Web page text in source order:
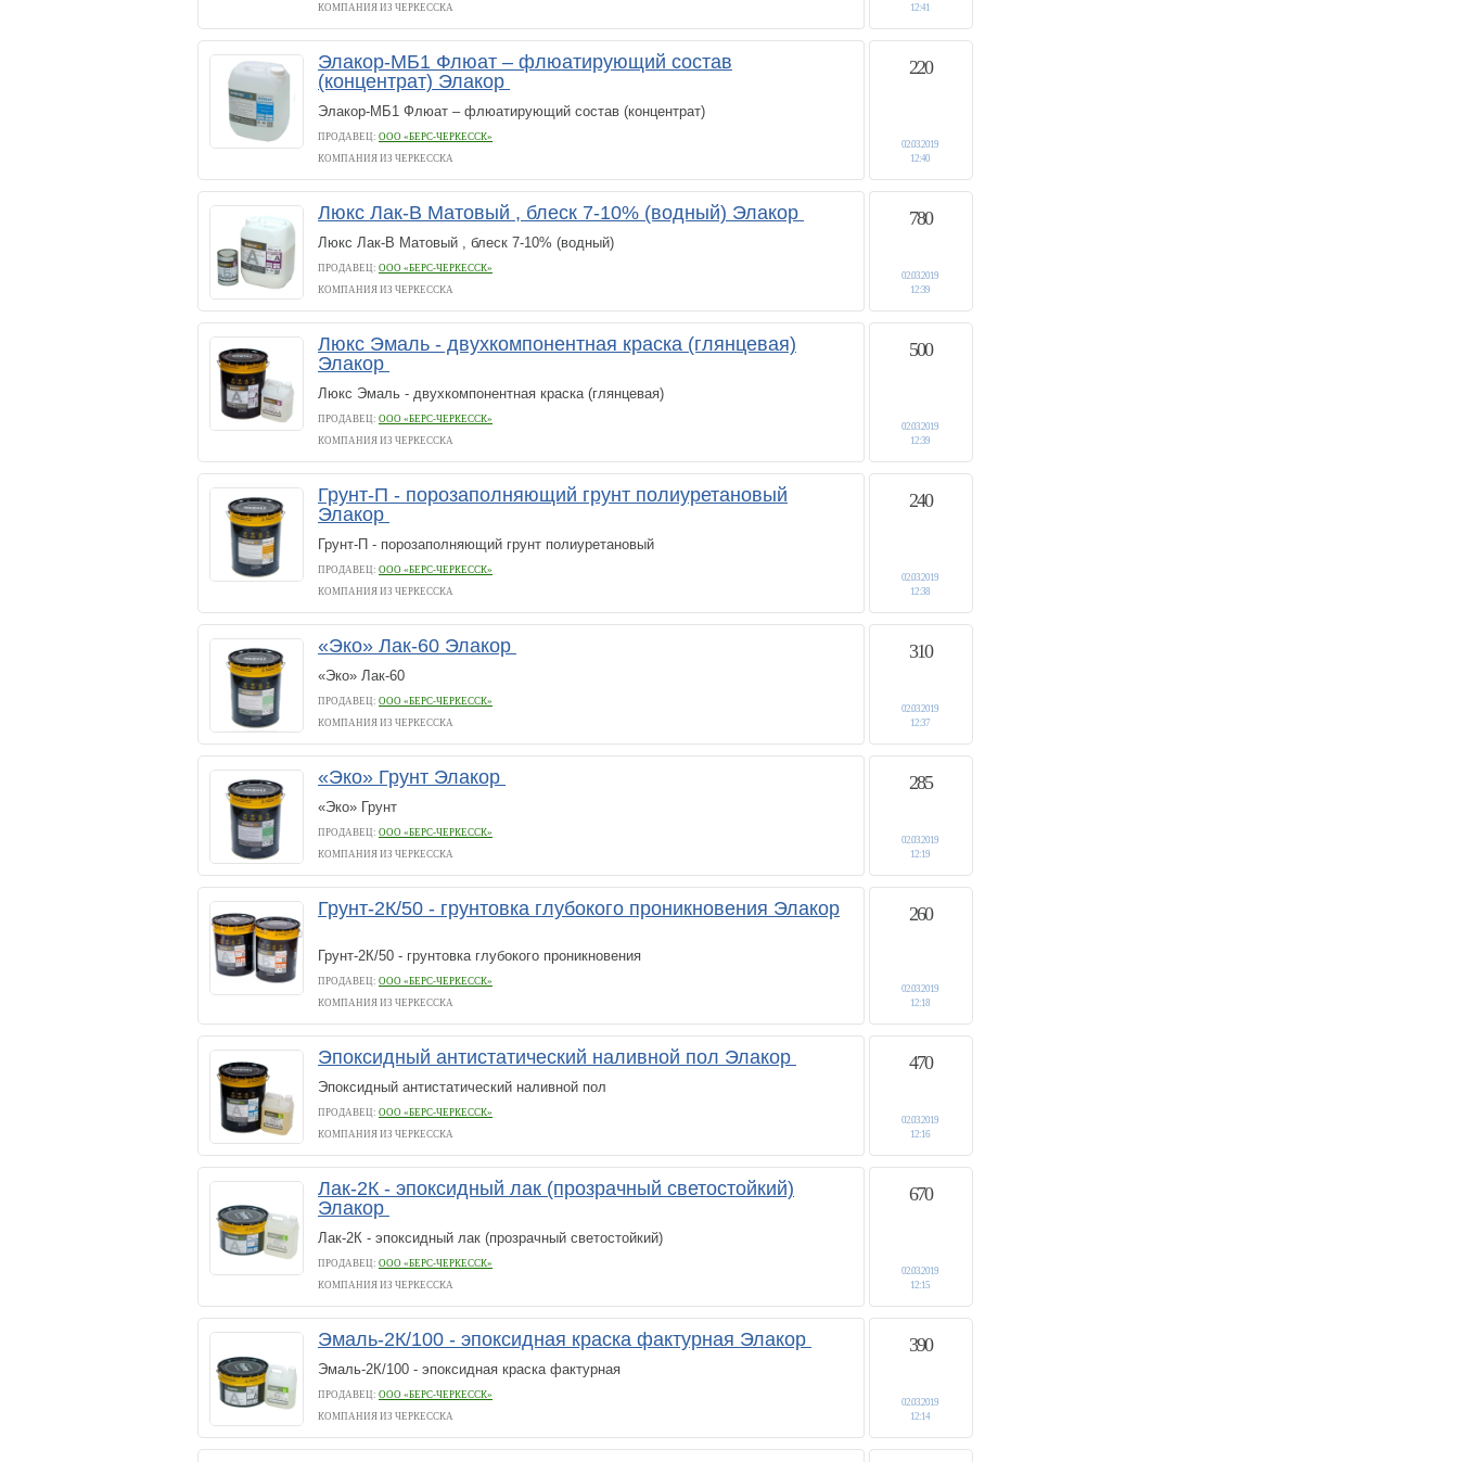
КОМПАНИЯ ИЗ ЧЕРКЕССКА
12:41
Элакор-МБ1 Флюат – флюатирующий состав
(концентрат) Элакор
Элакор-МБ1 Флюат – флюатирующий состав (концентрат)
ПРОДАВЕЦ: ООО «БЕРС-ЧЕРКЕССК»
КОМПАНИЯ ИЗ ЧЕРКЕССКА
220
02.03.2019
12:40
Люкс Лак-В Матовый , блеск 7-10% (водный) Элакор
Люкс Лак-В Матовый , блеск 7-10% (водный)
ПРОДАВЕЦ: ООО «БЕРС-ЧЕРКЕССК»
КОМПАНИЯ ИЗ ЧЕРКЕССКА
780
02.03.2019
12:39
Люкс Эмаль - двухкомпонентная краска (глянцевая)
Элакор
Люкс Эмаль - двухкомпонентная краска (глянцевая)
ПРОДАВЕЦ: ООО «БЕРС-ЧЕРКЕССК»
КОМПАНИЯ ИЗ ЧЕРКЕССКА
500
02.03.2019
12:39
Грунт-П - порозаполняющий грунт полиуретановый
Элакор
Грунт-П - порозаполняющий грунт полиуретановый
ПРОДАВЕЦ: ООО «БЕРС-ЧЕРКЕССК»
КОМПАНИЯ ИЗ ЧЕРКЕССКА
240
02.03.2019
12:38
«Эко» Лак-60 Элакор
«Эко» Лак-60
ПРОДАВЕЦ: ООО «БЕРС-ЧЕРКЕССК»
КОМПАНИЯ ИЗ ЧЕРКЕССКА
310
02.03.2019
12:37
«Эко» Грунт Элакор
«Эко» Грунт
ПРОДАВЕЦ: ООО «БЕРС-ЧЕРКЕССК»
КОМПАНИЯ ИЗ ЧЕРКЕССКА
285
02.03.2019
12:19
Грунт-2К/50 - грунтовка глубокого проникновения Элакор
Грунт-2К/50 - грунтовка глубокого проникновения
ПРОДАВЕЦ: ООО «БЕРС-ЧЕРКЕССК»
КОМПАНИЯ ИЗ ЧЕРКЕССКА
260
02.03.2019
12:18
Эпоксидный антистатический наливной пол Элакор
Эпоксидный антистатический наливной пол
ПРОДАВЕЦ: ООО «БЕРС-ЧЕРКЕССК»
КОМПАНИЯ ИЗ ЧЕРКЕССКА
470
02.03.2019
12:16
Лак-2К - эпоксидный лак (прозрачный светостойкий)
Элакор
Лак-2К - эпоксидный лак (прозрачный светостойкий)
ПРОДАВЕЦ: ООО «БЕРС-ЧЕРКЕССК»
КОМПАНИЯ ИЗ ЧЕРКЕССКА
670
02.03.2019
12:15
Эмаль-2К/100 - эпоксидная краска фактурная Элакор
Эмаль-2К/100 - эпоксидная краска фактурная
ПРОДАВЕЦ: ООО «БЕРС-ЧЕРКЕССК»
КОМПАНИЯ ИЗ ЧЕРКЕССКА
390
02.03.2019
12:14